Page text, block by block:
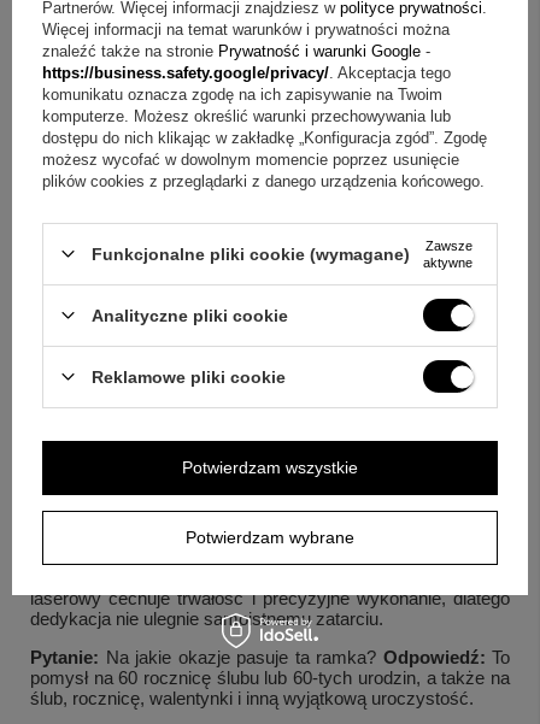
Efekt personalizacji: dedykacja nie ulegnie samoistnemu
zatarciu
Limit treści graweru: bez limitu znaków z uwzględnieniem
technicznych możliwości
Wymiary upominku: ok 17,2 x 12,8 cm
Wymiary zdjęcia: ok 15 x 10 cm
Ramka na zdjęcia
Możliwość umieszczenia zdjęcia ( możliwość domówienia
usługi wywołania zdjęcia )
Grawer na powierzchni ramki
Masz pytania? Sprawdź odpowiedzi
Pytanie:Jak zamawiany jest grawer na ramce?
Podajesz treść, a napis umieszczamy na
powierzchni ramki w technice grawerowania laserem.
Pytanie:Jak ustawić ramkę po otrzymaniu?Odpowiedź:
Ramkę można postawić w poziomie.
laserowy cechuje trwałość i precyzyjne wykonanie, dlatego
dedykacja nie ulegnie samoistnemu zatarciu.
Pytanie: Na jakie okazje pasuje ta ramka? Odpowiedź: To
pomysł na 60 rocznicę ślubu lub 60-tych urodzin, a także na
ślub, rocznicę, walentynki i inną wyjątkową uroczystość.
Partnerów. Więcej informacji znajdziesz w polityce prywatności
Więcej informacji na temat warunków i prywatności można
znaleźć także na stronie Prywatność i warunki Google -
https://business.safety.google/privacy/ . Akceptacja tego
komunikatu oznacza zgodę na ich zapisywanie na Twoim
komputerze. Możesz określić warunki przechowywania lub
dostępu do nich klikając w zakładkę „Konfiguracja zgód”. Zgodę
możesz wycofać w dowolnym momencie poprzez usunięcie
plików cookies z przeglądarki z danego urządzenia końcowego.
Funkcjonalne pliki cookie (wymagane)
Zawsze
aktywne
Analityczne pliki cookie
Reklamowe pliki cookie
Potwierdzam wybrane
Potwierdzam wszystkie